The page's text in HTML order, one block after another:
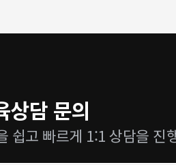
상담 문의
쉽고 빠르게 1:1 상담을 진